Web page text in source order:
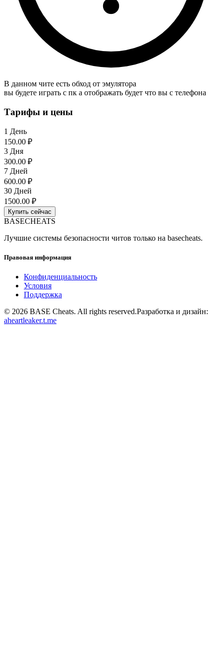
В данном чите есть обход от эмулятора
вы будете играть с пк а отображать будет что вы с телефона
Тарифы и цены
1 День
150.00 ₽
3 Дня
300.00 ₽
7 Дней
600.00 ₽
30 Дней
1500.00 ₽
Купить сейчас
BASECHEATS
Лучшие системы безопасности читов только на basecheats.
Правовая информация
Конфиденциальность
Условия
Поддержка
© 2026 BASE Cheats. All rights reserved.Разработка и дизайн:
aheartleaker.t.me